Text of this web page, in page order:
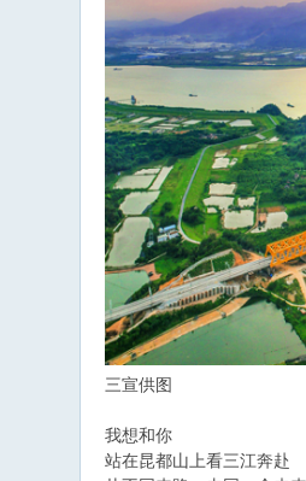
三宣供图
我想和你
站在昆都山上看三江奔赴